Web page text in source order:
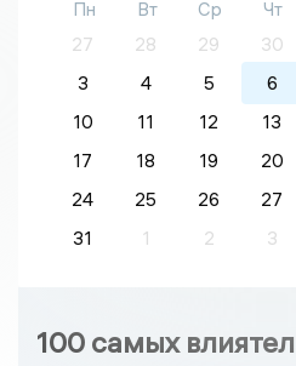
Пн Вт Ср Чт
27
28 29 30
3
4 5 6
10
11 12 13
17
18 19 20
24
25 26 27
31
1 2 3
100 самых